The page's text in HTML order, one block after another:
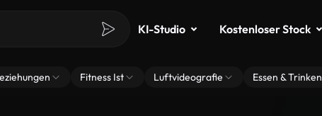
KI-Studio Kostenloser Stock
Fitness Ist Luftvideografie Essen & Trinken